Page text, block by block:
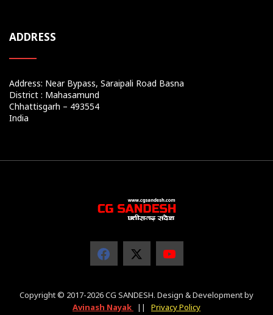
ADDRESS
Address: Near Bypass, Saraipali Road Basna
District : Mahasamund
Chhattisgarh – 493554
India
Copyright © 2017-2026 CG SANDESH. Design & Development by
Avinash Nayak
|| Privacy Policy